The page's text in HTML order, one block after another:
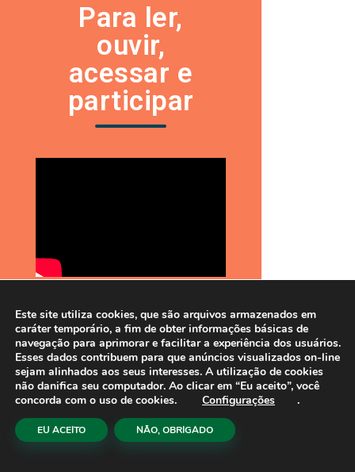
Para ler,
ouvir,
acessar e
participar
Live de apresentação da Agenda
2030 na Fealq e o alinhamento de
suas atividades com os Objetivos de
Desenvolvimento Sustentável (ODS)
da ONU, com a participação de Paula
Arigoni, Gerente de Relacionamento e
Projetos da Fealq, e Janaína Barretta,
liderança na Consultoria Semeadura,
Este site utiliza cookies, que são arquivos armazenados em
caráter temporário, a fim de obter informações básicas de
navegação para aprimorar e facilitar a experiência dos usuários.
Esses dados contribuem para que anúncios visualizados on-line
sejam alinhados aos seus interesses. A utilização de cookies
não danifica seu computador. Ao clicar em “Eu aceito”, você
concorda com o uso de cookies.
Configurações .
EU ACEITO NÃO, OBRIGADO